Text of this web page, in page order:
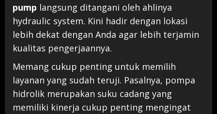
pump langsung ditangani oleh ahlinya
hydraulic system. Kini hadir dengan lokasi
lebih dekat dengan Anda agar lebih terjamin
kualitas pengerjaannya.
Memang cukup penting untuk memilih
layanan yang sudah teruji. Pasalnya, pompa
hidrolik merupakan suku cadang yang
memiliki kinerja cukup penting mengingat